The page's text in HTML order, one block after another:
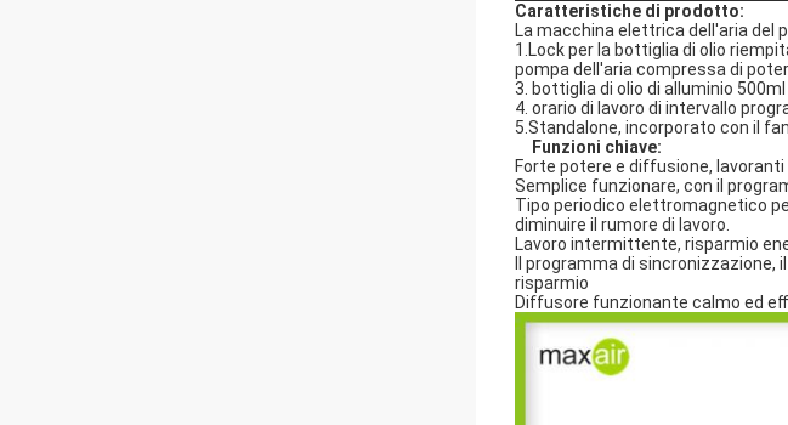
Caratteristiche di prodotto:
La macchina elettrica dell'aria del
1.Lock per la bottiglia di olio
pompa dell'aria compressa di
3. bottiglia di olio di alluminio 500ml
4. orario di lavoro di intervallo
5.Standalone, incorporato con il fan
Funzioni chiave:
Forte potere e diffusione,
Semplice funzionare, con il
Tipo periodico elettromagnetico
diminuire il rumore di lavoro.
Lavoro intermittente, risparmio
Il programma di
risparmio
Diffusore funzionante calmo ed